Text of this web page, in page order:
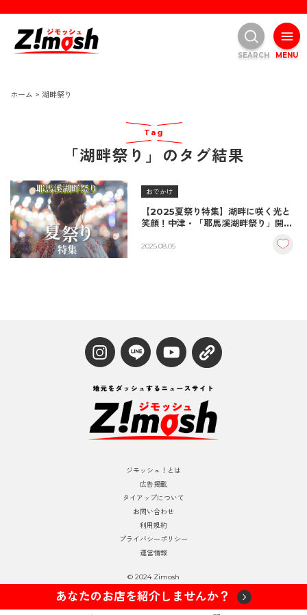
ホーム > 湖畔祭り
Tag
「湖畔祭り」のタグ結果
おでかけ
【2025夏祭り特集】湖畔に咲く光と
笑顔！中津・「耶馬溪湖畔祭り」開催
2025.08.05
ジモッシュ！とは
広告掲載
タイアップについて
お問い合わせ
利用規約
プライバシーポリシー
運営情報
© 2024 Zimosh
あなたのお店を紹介しませんか？
MENU
SEARCH